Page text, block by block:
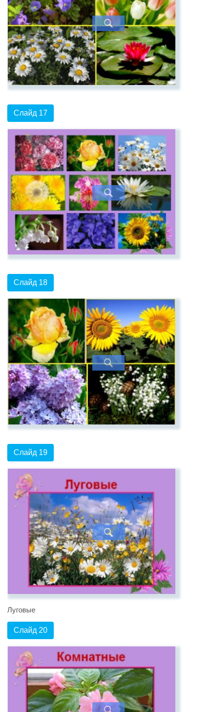
Слайд 17
Слайд 18
Слайд 19
Луговые
Слайд 20